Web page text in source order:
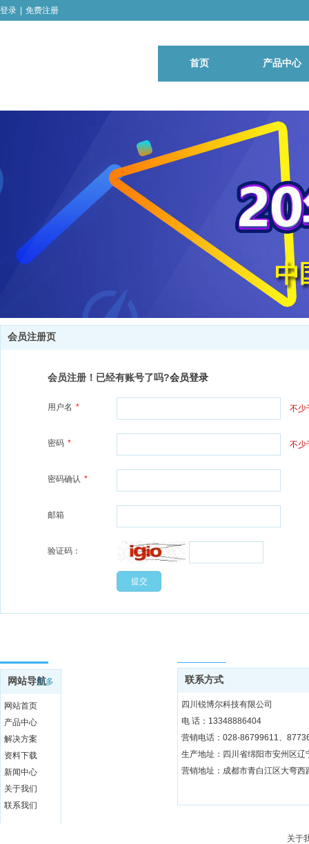
首页 产品中心
登录 免费注册
会员注册页
会员注册！已经有账号了吗?会员登录
用户名 * 不少
密码 * 不少
密码确认 *
邮箱
验证码：
网站导航更多
网站首页
产品中心
解决方案
资料下载
新闻中心
关于我们
联系我们
联系方式
四川锐博尔科技有限公司
电 话：13348886404
营销电话：028-86799611、
营销地址：成都市青白江区大弯西
关于